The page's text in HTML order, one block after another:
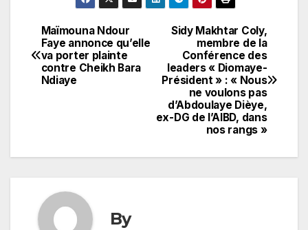
Navigation
de
l’article
Sidy Makhtar Coly,
membre de la
Conférence des
leaders « Diomaye-
Président » : « Nous
ne voulons pas
d’Abdoulaye Dièye,
ex-DG de l’AIBD, dans
nos rangs »
Maïmouna Ndour
Faye annonce qu’elle
va porter plainte
contre Cheikh Bara
Ndiaye
By